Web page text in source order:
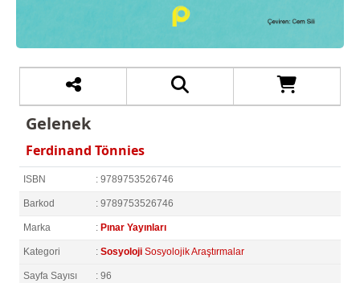
Gelenek
Ferdinand Tönnies
ISBN : 9789753526746
Barkod : 9789753526746
Marka : Pınar Yayınları
Kategori : Sosyoloji Sosyolojik Araştırmalar
Sayfa Sayısı : 96